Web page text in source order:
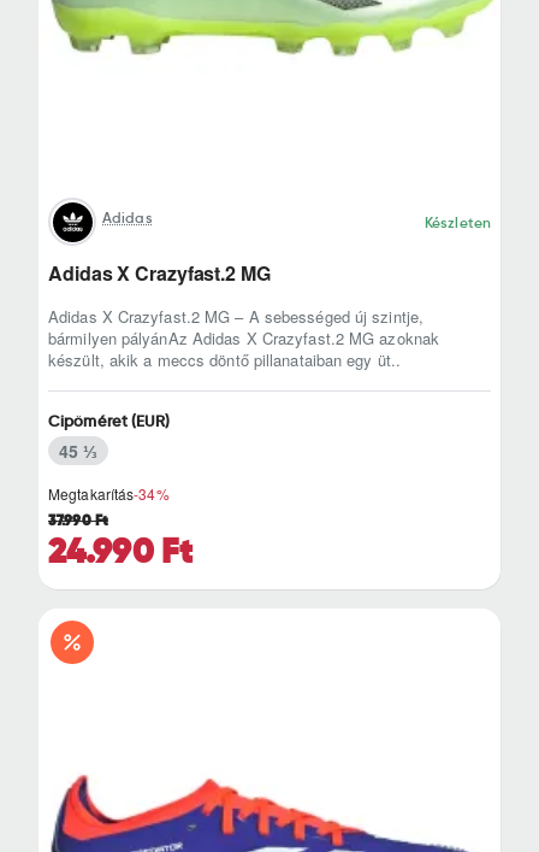
Adidas Készleten
Adidas X Crazyfast.2 MG
Adidas X Crazyfast.2 MG – A sebességed új szintje,
bármilyen pályánAz Adidas X Crazyfast.2 MG azoknak
készült, akik a meccs döntő pillanataiban egy üt..
Megtakarítás-34%
24.990 Ft
37.990 Ft
Cipőméret (EUR)
45 ⅓